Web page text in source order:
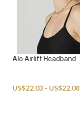
Alo Airlift Headband
US$22.03 - US$22.08